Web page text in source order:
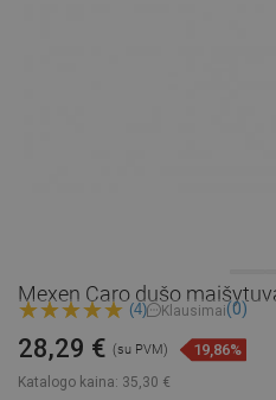
Mexen Caro dušo
(4) Klausimai(0)
Katalogo kaina: 35,30 €
28,29 € (su PVM) 19,86%